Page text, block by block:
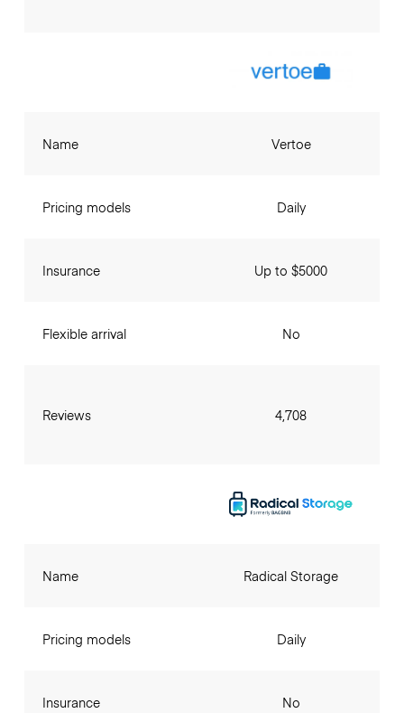
Name
Pricing models
Insurance
Flexible arrival
Reviews
Vertoe
Daily
Up to $5000
No
4,708
Name
Pricing models
Insurance
Radical Storage
Daily
No